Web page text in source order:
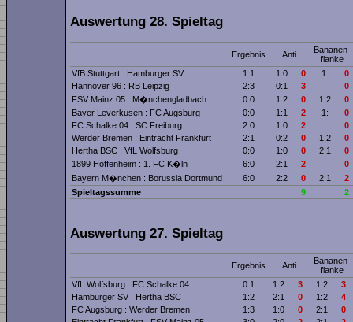
Auswertung 28. Spieltag
Ergebnis Anti
Bananen­
flanke
VfB Stuttgart : Hamburger SV
1:1 1:0 0 1:
0
Hannover 96 : RB Leipzig
2:3 0:1 3 :
0
FSV Mainz 05 : M�nchengladbach
0:0 1:2 0 1:2
0
Bayer Leverkusen : FC Augsburg
0:0 1:1 2 1:
0
FC Schalke 04 : SC Freiburg
2:0 1:0 2 :
0
Werder Bremen : Eintracht Frankfurt
2:1 0:2 0 1:2
0
Hertha BSC : VfL Wolfsburg
0:0 1:0 0 2:1
0
1899 Hoffenheim : 1. FC K�ln
6:0 2:1 2 :
0
Bayern M�nchen : Borussia Dortmund
6:0 2:2 0 2:1
2
Spieltagssumme
9 2
Auswertung 27. Spieltag
Ergebnis Anti
Bananen­
flanke
VfL Wolfsburg : FC Schalke 04
0:1 1:2 3 1:2
3
Hamburger SV : Hertha BSC
1:2 2:1 0 1:2
4
FC Augsburg : Werder Bremen
1:3 1:0 0 2:1
0